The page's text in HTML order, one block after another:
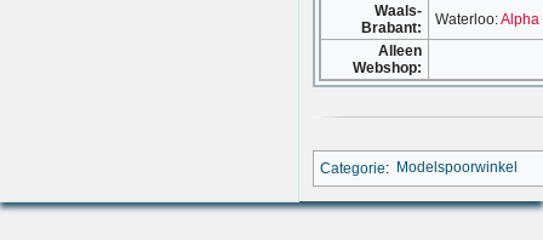
Waals-
Brabant:
Waterloo:Alpha
Alleen
Webshop:
Categorie: Modelspoorwinkel